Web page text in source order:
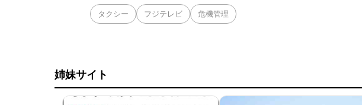
タクシー フジテレビ 危機管理
姉妹サイト